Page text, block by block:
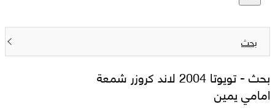
بحث
بحث - تويوتا 2004 لاند كروزر شمعة
امامي يمين